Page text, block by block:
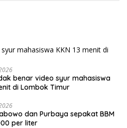
benar video syur mahasiswa
di Lombok Timur
dan Purbaya sepakat BBM
per liter